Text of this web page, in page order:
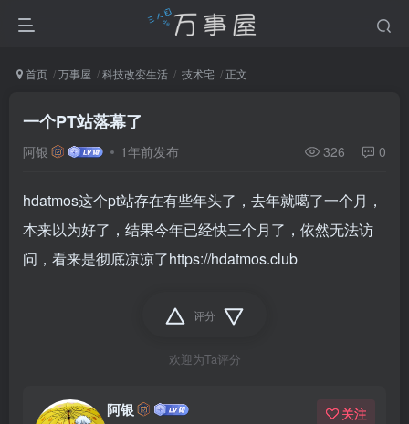
首页 万事屋 科技改变生活 技术宅 正文
一个PT站落幕了
阿银 1年前发布 326 0
hdatmos这个pt站存在有些年头了，去年就噶了一个月，
本来以为好了，结果今年已经快三个月了，依然无法访
问，看来是彻底凉凉了https://hdatmos.club
评分
欢迎为Ta评分
阿银 关注